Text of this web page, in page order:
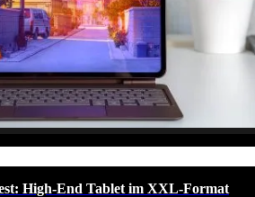
High-End Tablet im XXL-Format